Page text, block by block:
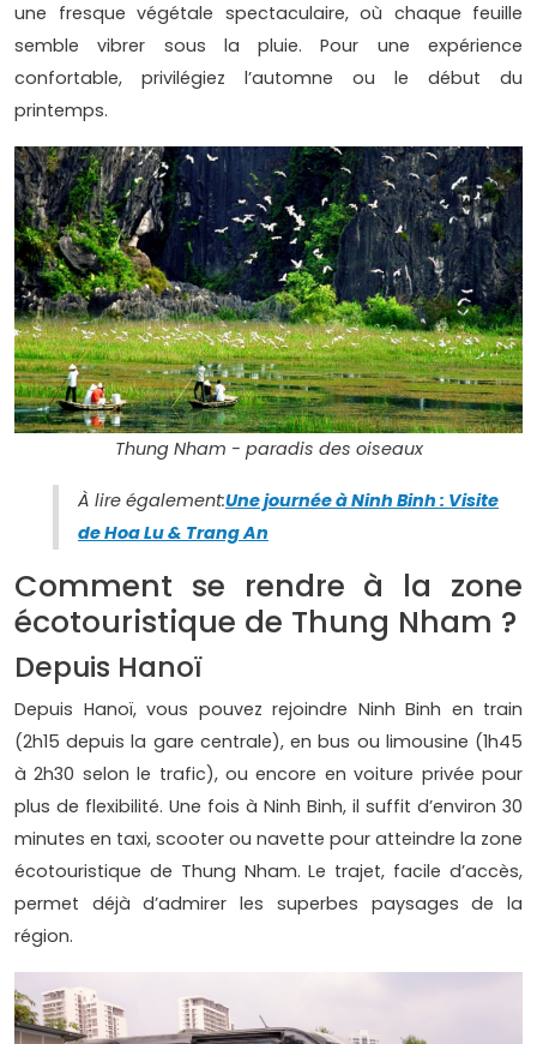
une fresque végétale spectaculaire, où chaque feuille
semble vibrer sous la pluie. Pour une expérience
confortable, privilégiez l’automne ou le début du
printemps.
Thung Nham - paradis des oiseaux
À lire également:Une journée à Ninh Binh : Visite
de Hoa Lu & Trang An
Comment se rendre à la zone
écotouristique de Thung Nham ?
Depuis Hanoï
Depuis Hanoï, vous pouvez rejoindre Ninh Binh en train
(2h15 depuis la gare centrale), en bus ou limousine (1h45
à 2h30 selon le trafic), ou encore en voiture privée pour
plus de flexibilité. Une fois à Ninh Binh, il suffit d’environ 30
minutes en taxi, scooter ou navette pour atteindre la zone
écotouristique de Thung Nham. Le trajet, facile d’accès,
permet déjà d’admirer les superbes paysages de la
région.